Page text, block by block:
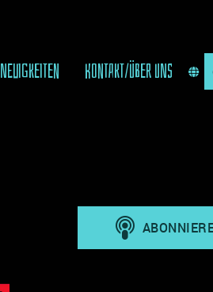
NEUIGKEITEN KONTAKT/ÜBER UNS